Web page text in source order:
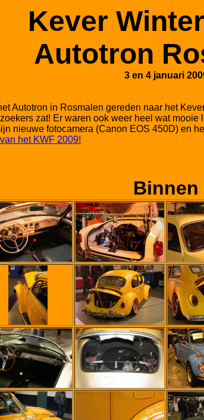
Kever
Autotron
3 en 4 januari
Autotron in Rosmalen gereden naar het
zat! Er waren ook weer heel wat
nieuwe fotocamera (Canon EOS 450D) en
het KWF 2009!
Binnen